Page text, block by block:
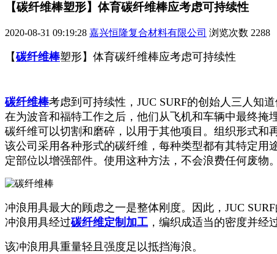
【碳纤维棒塑形】体育碳纤维棒应考虑可持续性
2020-08-31 09:19:28 嘉兴恒隆复合材料有限公司 浏览次数 2288
【碳纤维棒塑形】体育碳纤维棒应考虑可持续性
碳纤维棒考虑到可持续性，JUC SURF的创始人三人知
在为波音和福特工作之后，他们从飞机和车辆中最终掩
碳纤维可以切割和磨碎，以用于其他项目。组织形式和
该公司采用各种形式的碳纤维，每种类型都有其特定
定部位以增强部件。使用这种方法，不会浪费任何废物。
冲浪用具最大的顾虑之一是整体刚度。因此，JUC
冲浪用具经过碳纤维定制加工 ，编织成适当的密度并经
该冲浪用具重量轻且强度足以抵挡海浪。